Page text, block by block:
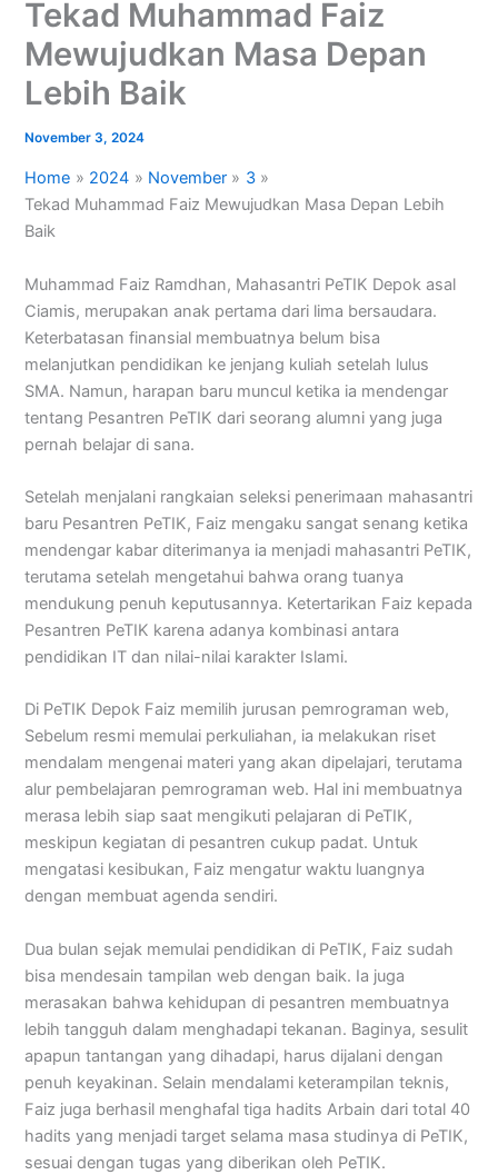
Tekad Muhammad Faiz
Mewujudkan Masa Depan
Lebih Baik
November 3, 2024
Home 2024 November
3
Tekad Muhammad Faiz Mewujudkan Masa Depan Lebih
Baik
Muhammad Faiz Ramdhan, Mahasantri PeTIK Depok asal
Ciamis, merupakan anak pertama dari lima bersaudara.
Keterbatasan finansial membuatnya belum bisa
melanjutkan pendidikan ke jenjang kuliah setelah lulus
SMA. Namun, harapan baru muncul ketika ia mendengar
tentang Pesantren PeTIK dari seorang alumni yang juga
pernah belajar di sana.
Setelah menjalani rangkaian seleksi penerimaan mahasantri
baru Pesantren PeTIK, Faiz mengaku sangat senang ketika
mendengar kabar diterimanya ia menjadi mahasantri PeTIK,
terutama setelah mengetahui bahwa orang tuanya
mendukung penuh keputusannya. Ketertarikan Faiz kepada
Pesantren PeTIK karena adanya kombinasi antara
pendidikan IT dan nilai-nilai karakter Islami.
Di PeTIK Depok Faiz memilih jurusan pemrograman web,
Sebelum resmi memulai perkuliahan, ia melakukan riset
mendalam mengenai materi yang akan dipelajari, terutama
alur pembelajaran pemrograman web. Hal ini membuatnya
merasa lebih siap saat mengikuti pelajaran di PeTIK,
meskipun kegiatan di pesantren cukup padat. Untuk
mengatasi kesibukan, Faiz mengatur waktu luangnya
dengan membuat agenda sendiri.
Dua bulan sejak memulai pendidikan di PeTIK, Faiz sudah
bisa mendesain tampilan web dengan baik. Ia juga
merasakan bahwa kehidupan di pesantren membuatnya
lebih tangguh dalam menghadapi tekanan. Baginya, sesulit
apapun tantangan yang dihadapi, harus dijalani dengan
penuh keyakinan. Selain mendalami keterampilan teknis,
Faiz juga berhasil menghafal tiga hadits Arbain dari total 40
hadits yang menjadi target selama masa studinya di PeTIK,
sesuai dengan tugas yang diberikan oleh PeTIK.